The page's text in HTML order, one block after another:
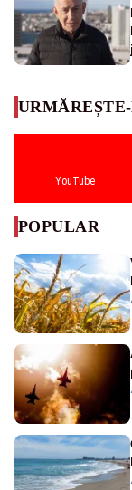
YouTube
POPULAR